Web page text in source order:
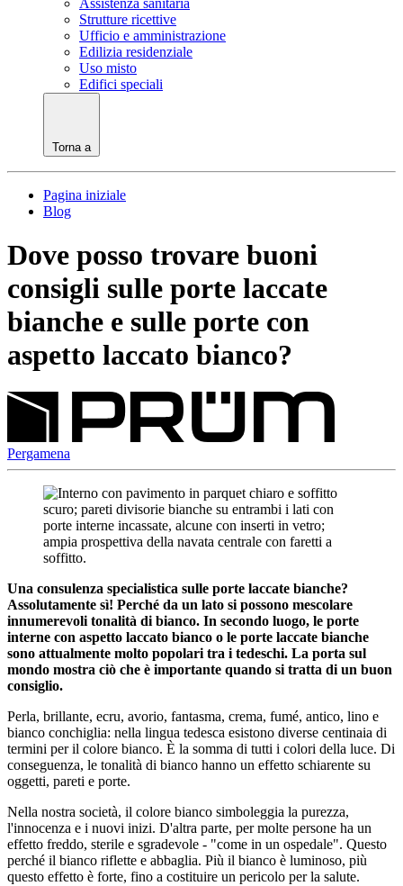
Strutture ricettive
Ufficio e amministrazione
Edilizia residenziale
Uso misto
Edifici speciali
Torna a
Pagina iniziale
Blog
Dove posso trovare buoni
consigli sulle porte laccate
bianche e sulle porte con
aspetto laccato bianco?
Pergamena
Una consulenza specialistica sulle porte laccate bianche?
Assolutamente sì! Perché da un lato si possono mescolare
innumerevoli tonalità di bianco. In secondo luogo, le porte
interne con aspetto laccato bianco o le porte laccate bianche
sono attualmente molto popolari tra i tedeschi. La porta sul
mondo mostra ciò che è importante quando si tratta di un buon
consiglio.
Perla, brillante, ecru, avorio, fantasma, crema, fumé, antico, lino e
bianco conchiglia: nella lingua tedesca esistono diverse centinaia di
termini per il colore bianco. È la somma di tutti i colori della luce. Di
conseguenza, le tonalità di bianco hanno un effetto schiarente su
oggetti, pareti e porte.
Nella nostra società, il colore bianco simboleggia la purezza,
l'innocenza e i nuovi inizi. D'altra parte, per molte persone ha un
effetto freddo, sterile e sgradevole - "come in un ospedale". Questo
perché il bianco riflette e abbaglia. Più il bianco è luminoso, più
questo effetto è forte, fino a costituire un pericolo per la salute.